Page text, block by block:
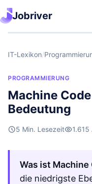
Jobriver
IT-Lexikon/
PROGRAMMIERUNG
Machine
Bedeutung
5 Min. Lesezeit
Was ist Machine
die niedrigste